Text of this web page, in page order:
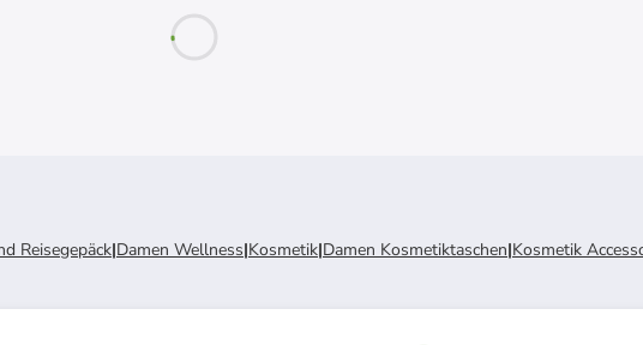
Reisegepäck|Damen Wellness|Kosmetik|Damen Kosmetiktaschen|Kosmetik